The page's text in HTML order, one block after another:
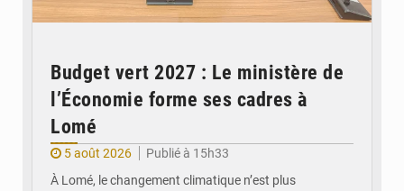
Budget vert 2027 : Le ministère de
l’Économie forme ses cadres à
Lomé
5 août 2026
Publié à 15h33
À Lomé, le changement climatique n’est plus